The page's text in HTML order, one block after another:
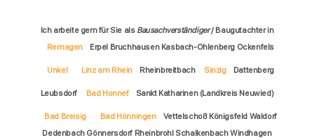
Ich arbeite gern für Sie als Bausachverständiger/ Baugutachter in
Remagen
Erpel Bruchhausen Kasbach-Ohlenberg Ockenfels
Unkel Linz am Rhein Rheinbreitbach Sinzig Dattenberg
Leubsdorf Bad Honnef Sankt Katharinen (Landkreis Neuwied)
Bad Breisig Bad Hönningen
Vettelschoß Königsfeld Waldorf
Dedenbach Gönnersdorf Rheinbrohl Schalkenbach Windhagen